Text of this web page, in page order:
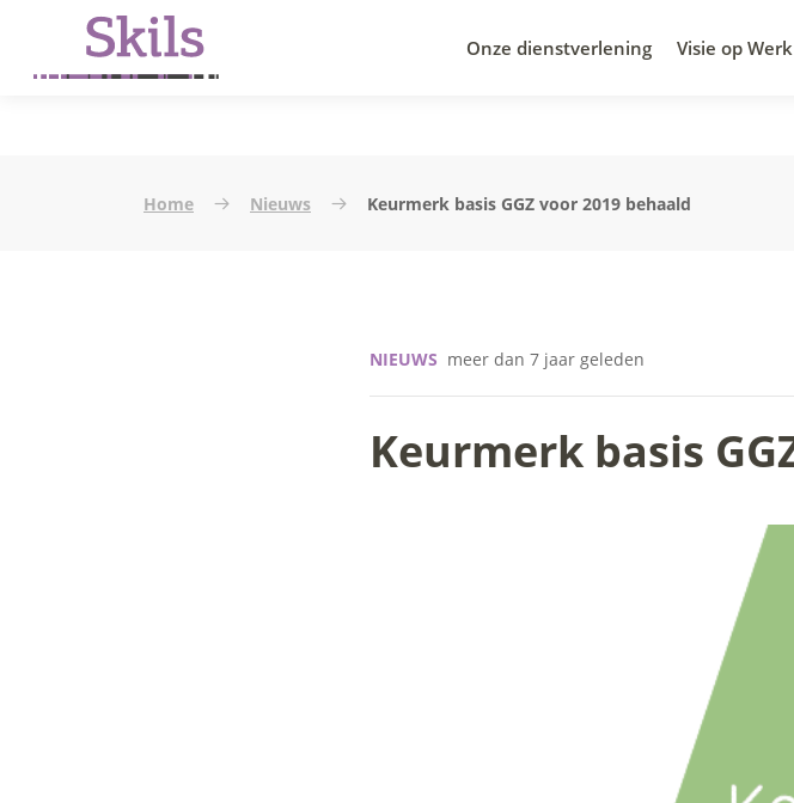
Onze dienstverlening Visie op
Home Nieuws Keurmerk basis GGZ voor 2019 behaald
NIEUWS meer dan 7 jaar geleden
Keurmerk basis